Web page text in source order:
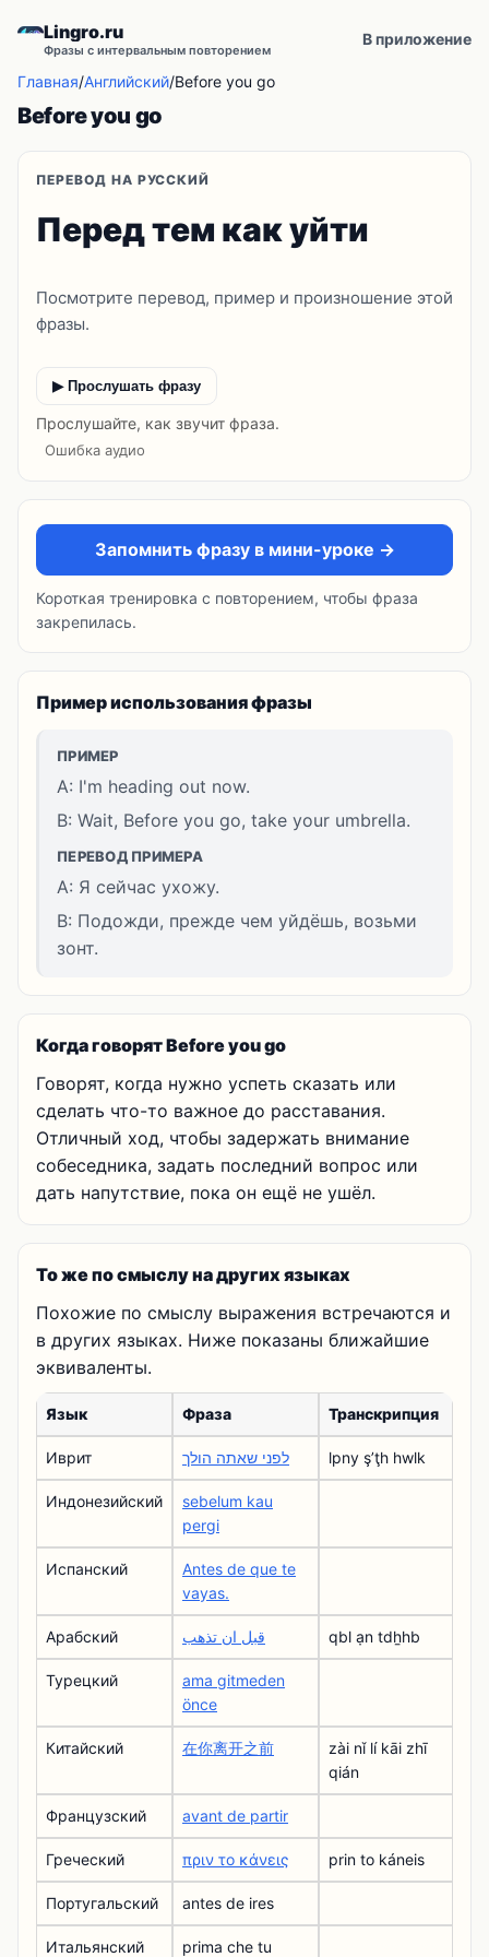
Lingro.ru
Фразы с интервальным повторением
В приложение
Главная/Английский/Before you go
Before you go
ПЕРЕВОД НА РУССКИЙ
Перед тем как уйти
Посмотрите перевод, пример и произношение этой
фразы.
▶ Прослушать фразу
Прослушайте, как звучит фраза.
Ошибка аудио
Запомнить фразу в мини-уроке →
Короткая тренировка с повторением, чтобы фраза
закрепилась.
Пример использования фразы
ПРИМЕР
A: I'm heading out now.
B: Wait, Before you go, take your umbrella.
ПЕРЕВОД ПРИМЕРА
A: Я сейчас ухожу.
B: Подожди, прежде чем уйдёшь, возьми
зонт.
Когда говорят Before you go
Говорят, когда нужно успеть сказать или
сделать что-то важное до расставания.
Отличный ход, чтобы задержать внимание
собеседника, задать последний вопрос или
дать напутствие, пока он ещё не ушёл.
То же по смыслу на других языках
Похожие по смыслу выражения встречаются и
в других языках. Ниже показаны ближайшие
эквиваленты.
Язык Фраза Транскрипция
Иврит לפני שאתה הולך lpny şʼţh hwlk
Индонезийский
sebelum kau
pergi
Испанский
Antes de que te
vayas.
Арабский قبل ان تذهب qbl ạn tdẖhb
Турецкий
ama gitmeden
önce
Китайский 在你离开之前
zài nǐ lí kāi zhī
qián
Французский avant de partir
Греческий πριν το κάνεις prin to káneis
Португальский antes de ires
Итальянский prima che tu